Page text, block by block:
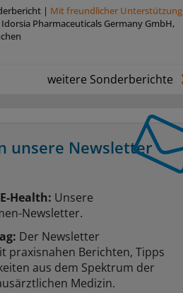
| Mit freundlicher Unterstützung
Idorsia Pharmaceuticals Germany GmbH,
weitere Sonderberichte
unsere Newsletter
Health: Unsere
Newsletter.
Der Newsletter
praxisnahen Berichten, Tipps
aus dem Spektrum der
Medizin.